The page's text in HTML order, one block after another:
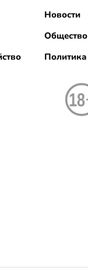
Новости
Общество
Политика